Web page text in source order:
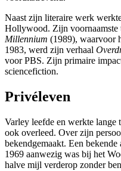
Naast zijn literaire werk
Hollywood. Zijn voornaamste
Millennium (1989), waarvoor
1983, werd zijn verhaal
voor PBS. Zijn primaire
sciencefiction.
Privéleven
Varley leefde en werkte
ook overleed. Over zijn
bekendgemaakt. Een
1969 aanwezig was bij het
halve mijl verderop zonder